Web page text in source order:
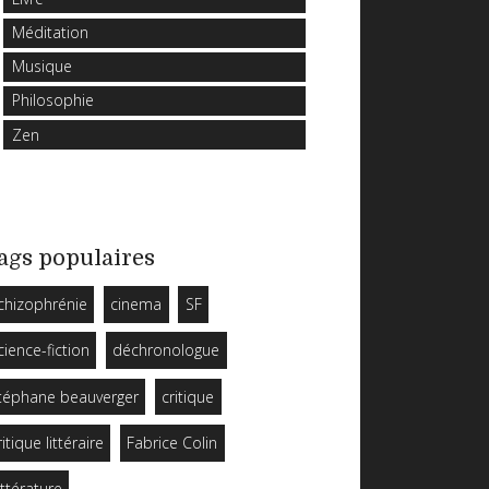
Méditation
Musique
Philosophie
Zen
populaires
cinema SF
fiction déchronologue
beauverger critique
littéraire Fabrice Colin